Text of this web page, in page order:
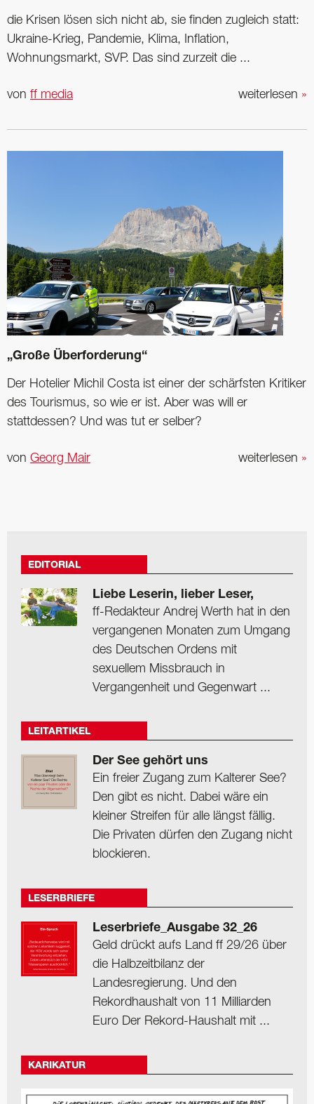
die Krisen lösen sich nicht ab, sie finden zugleich statt:
Ukraine-Krieg, Pandemie, Klima, Inflation,
Wohnungsmarkt, SVP. Das sind zurzeit die ...
weiterlesen »
von ff media
„Große Überforderung“
Der Hotelier Michil Costa ist einer der schärfsten Kritiker
des Tourismus, so wie er ist. Aber was will er
stattdessen? Und was tut er selber?
weiterlesen »
von Georg Mair
EDITORIAL
Liebe Leserin, lieber Leser,
ff-Redakteur Andrej Werth hat in den
vergangenen Monaten zum Umgang
des Deutschen Ordens mit
sexuellem Missbrauch in
Vergangenheit und Gegenwart ...
LEITARTIKEL
Der See gehört uns
Ein freier Zugang zum Kalterer See?
Den gibt es nicht. Dabei wäre ein
kleiner Streifen für alle längst fällig.
Die Privaten dürfen den Zugang nicht
blockieren.
LESERBRIEFE
Leserbriefe_Ausgabe 32_26
Geld drückt aufs Land ff 29/26 über
die Halbzeitbilanz der
Landesregierung. Und den
Rekordhaushalt von 11 Milliarden
Euro Der Rekord-Haushalt mit ...
KARIKATUR